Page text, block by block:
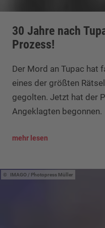
30 Jahre nach
Prozess!
Der Mord an Tupac hat
eines der größten
gegolten. Jetzt hat der
Angeklagten begonnen.
mehr lesen
IMAGO / Photopress Müller